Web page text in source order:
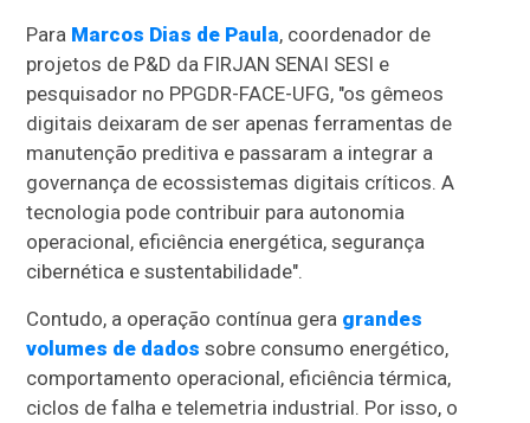
Para Marcos Dias de Paula, coordenador de
projetos de P&D da FIRJAN SENAI SESI e
pesquisador no PPGDR-FACE-UFG, "os gêmeos
digitais deixaram de ser apenas ferramentas de
manutenção preditiva e passaram a integrar a
governança de ecossistemas digitais críticos. A
tecnologia pode contribuir para autonomia
operacional, eficiência energética, segurança
cibernética e sustentabilidade".
Contudo, a operação contínua gera grandes
volumes de dados sobre consumo energético,
comportamento operacional, eficiência térmica,
ciclos de falha e telemetria industrial. Por isso, o